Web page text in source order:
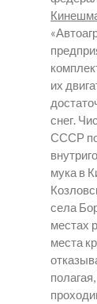
их
снег.
СССР по
мука в
села
местах
места